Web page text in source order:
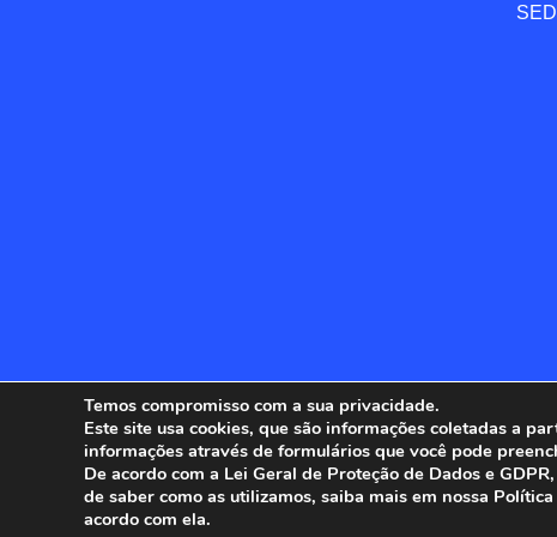
ANFIP -
Temos compromisso com a sua privacidade.
Este site usa cookies, que são informações coletadas a
informações através de formulários que você pode
De acordo com a Lei Geral de Proteção de Dados e
de saber como as utilizamos, saiba mais em nossa
acordo com ela.